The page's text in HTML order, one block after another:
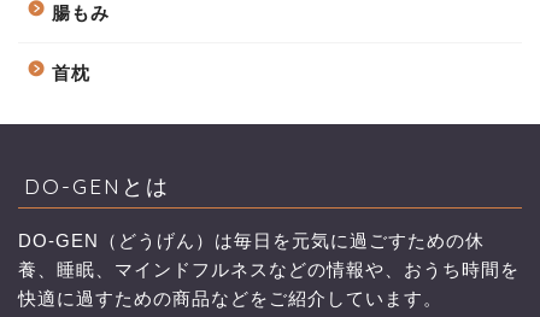
腸もみ
首枕
DO-GENとは
DO-GEN（どうげん）は毎日を元気に過ごすための休
養、睡眠、マインドフルネスなどの情報や、おうち時間を
快適に過すための商品などをご紹介しています。